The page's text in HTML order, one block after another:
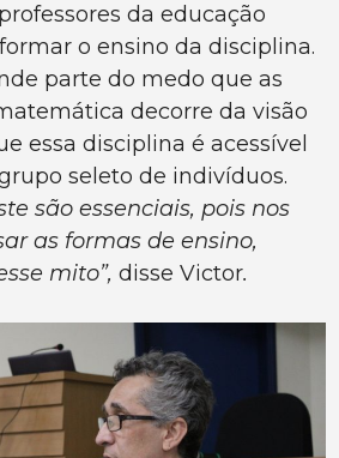
da educação
o ensino da disciplina.
parte do medo que as
decorre da visão
essa disciplina é acessível
seleto de indivíduos.
são essenciais, pois nos
as formas de ensino,
mito”,disse Victor.